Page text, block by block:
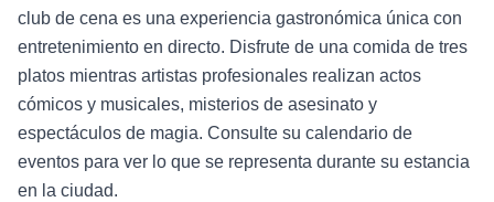
club de cena es una experiencia gastronómica única con
entretenimiento en directo. Disfrute de una comida de tres
platos mientras artistas profesionales realizan actos
cómicos y musicales, misterios de asesinato y
espectáculos de magia. Consulte su calendario de
eventos para ver lo que se representa durante su estancia
en la ciudad.